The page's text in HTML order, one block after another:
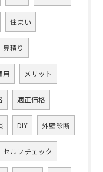
住まい
見積り
用 メリット
適正価格
DIY 外壁診断
セルフチェック